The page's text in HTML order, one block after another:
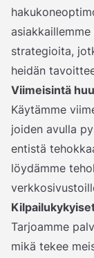
strategioita,
heidän
Viimeisintä
Käytämme
joiden avulla
entistä
löydämme
Tarjoamme
mikä tekee